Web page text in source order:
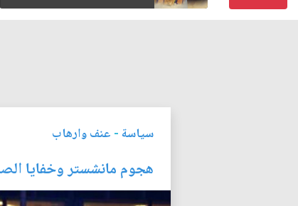
سياسة- عنف وارهاب
هجوم مانشستر وخفايا